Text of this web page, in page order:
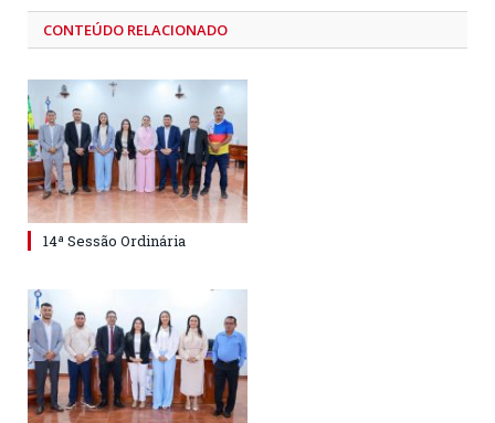
CONTEÚDO RELACIONADO
14ª Sessão Ordinária